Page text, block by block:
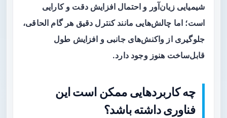
شیمیایی زیان‌آور و احتمال افزایش دقت و کارایی
است؛ اما چالش‌هایی مانند کنترل دقیق هر گام الحاقی،
جلوگیری از واکنش‌های جانبی و افزایش طول
قابل‌ساخت هنوز وجود دارد.
چه کاربردهایی ممکن است این
فناوری داشته باشد؟